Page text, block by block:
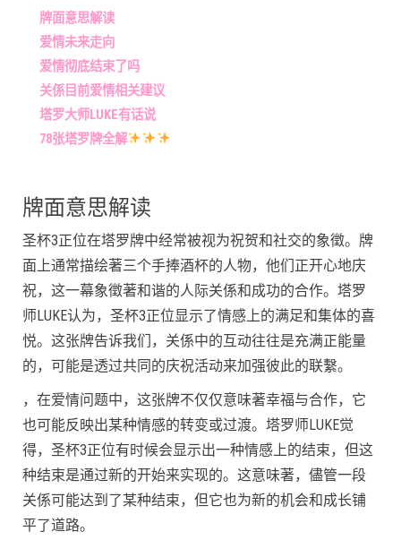
牌面意思解读
爱情未来走向
爱情彻底结束了吗
关係目前爱情相关建议
塔罗大师LUKE有话说
78张塔罗牌全解
牌面意思解读
圣杯3正位在塔罗牌中经常被视为祝贺和社交的象徵。牌
面上通常描绘著三个手捧酒杯的人物，他们正开心地庆
祝，这一幕象徵著和谐的人际关係和成功的合作。塔罗
师LUKE认为，圣杯3正位显示了情感上的满足和集体的喜
悦。这张牌告诉我们，关係中的互动往往是充满正能量
的，可能是透过共同的庆祝活动来加强彼此的联繫。
，在爱情问题中，这张牌不仅仅意味著幸福与合作，它
也可能反映出某种情感的转变或过渡。塔罗师LUKE觉
得，圣杯3正位有时候会显示出一种情感上的结束，但这
种结束是通过新的开始来实现的。这意味著，儘管一段
关係可能达到了某种结束，但它也为新的机会和成长铺
平了道路。